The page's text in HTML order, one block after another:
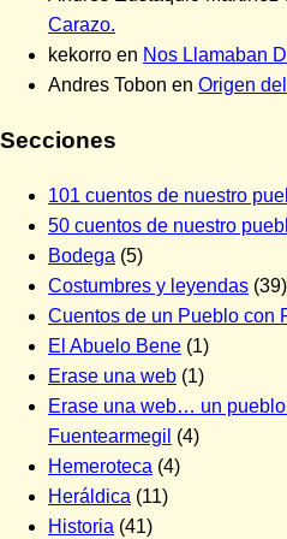
Carazo.
kekorro en Nos Llamaban
Andres Tobon en Origen
Secciones
101 cuentos de nuestro
50 cuentos de nuestro
Bodega (5)
Costumbres y leyendas (39)
Cuentos de un Pueblo con
El Abuelo Bene (1)
Erase una web (1)
Erase una web… un
Fuentearmegil (4)
Hemeroteca (4)
Heráldica (11)
Historia (41)